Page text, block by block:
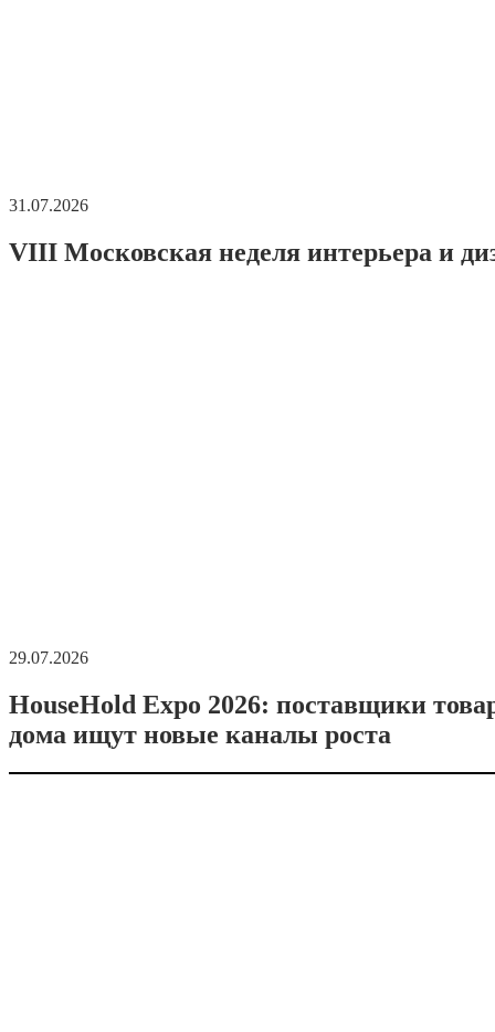
31.07.2026
VIII Московская неделя интерьера и
29.07.2026
HouseHold Expo 2026: поставщики
дома ищут новые каналы роста